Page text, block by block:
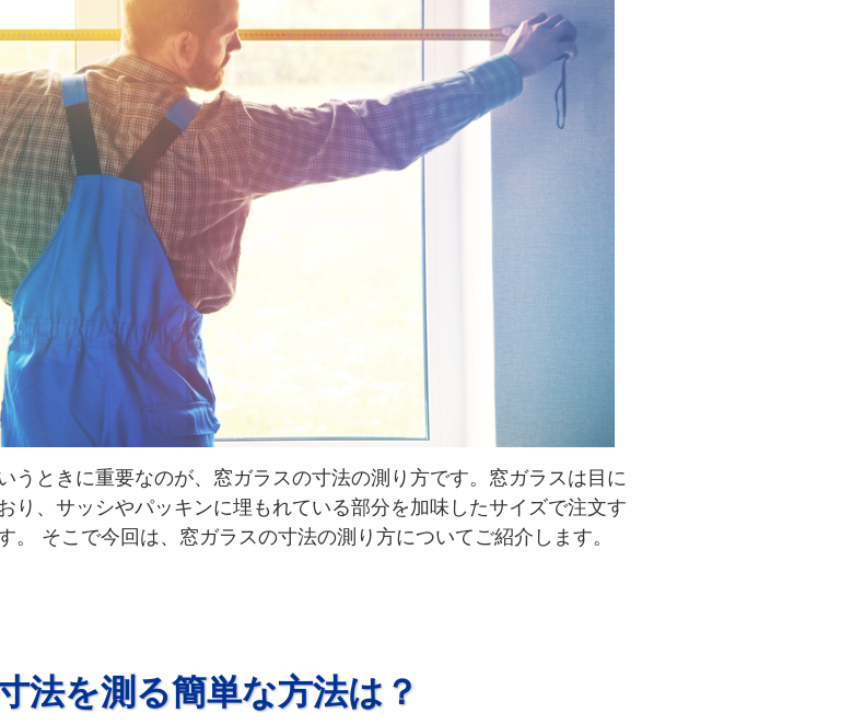
ときに重要なのが、窓ガラスの寸法の測り方です。窓ガラスは目に
り、サッシやパッキンに埋もれている部分を加味したサイズで注文す
そこで今回は、窓ガラスの寸法の測り方についてご紹介します。
法を測る簡単な方法は？